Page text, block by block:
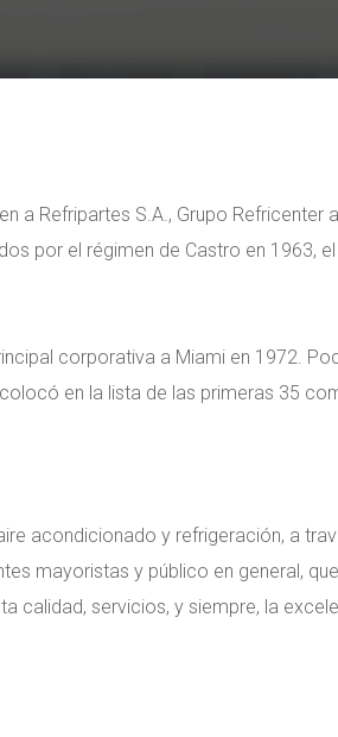
a Refripartes S.A., Grupo
por el régimen de Castro en 1963,
corporativa a Miami en 1972.
en la lista de las primeras 35
acondicionado y refrigeración, a
mayoristas y público en general,
calidad, servicios, y siempre, la